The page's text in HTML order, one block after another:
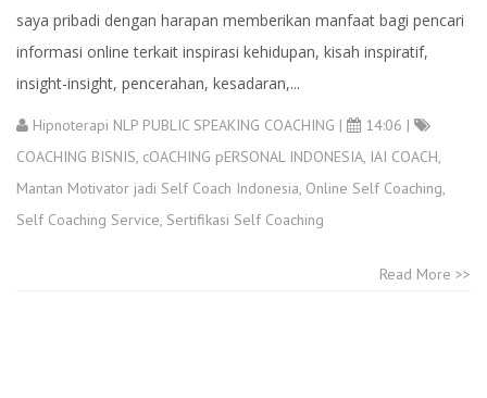
g
saya pribadi dengan harapan memberikan manfaat bagi pencari
informasi online terkait inspirasi kehidupan, kisah inspiratif,
insight-insight, pencerahan, kesadaran,...
Hipnoterapi NLP PUBLIC SPEAKING COACHING |
14:06 |
COACHING BISNIS, cOACHING pERSONAL INDONESIA, IAI COACH,
Mantan Motivator jadi Self Coach Indonesia, Online Self Coaching,
Self Coaching Service, Sertifikasi Self Coaching
Read More >>